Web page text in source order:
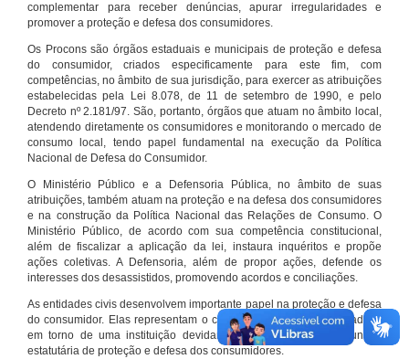
complementar para receber denúncias, apurar irregularidades e
promover a proteção e defesa dos consumidores.
Os Procons são órgãos estaduais e municipais de proteção e defesa
do consumidor, criados especificamente para este fim, com
competências, no âmbito de sua jurisdição, para exercer as atribuições
estabelecidas pela Lei 8.078, de 11 de setembro de 1990, e pelo
Decreto nº 2.181/97. São, portanto, órgãos que atuam no âmbito local,
atendendo diretamente os consumidores e monitorando o mercado de
consumo local, tendo papel fundamental na execução da Política
Nacional de Defesa do Consumidor.
O Ministério Público e a Defensoria Pública, no âmbito de suas
atribuições, também atuam na proteção e na defesa dos consumidores
e na construção da Política Nacional das Relações de Consumo. O
Ministério Público, de acordo com sua competência constitucional,
além de fiscalizar a aplicação da lei, instaura inquéritos e propõe
ações coletivas. A Defensoria, além de propor ações, defende os
interesses dos desassistidos, promovendo acordos e conciliações.
As entidades civis desenvolvem importante papel na proteção e defesa
do consumidor. Elas representam o conjunto organizado de cidadãos
em torno de uma instituição devidamente registrada e com função
estatutária de proteção e defesa dos consumidores.